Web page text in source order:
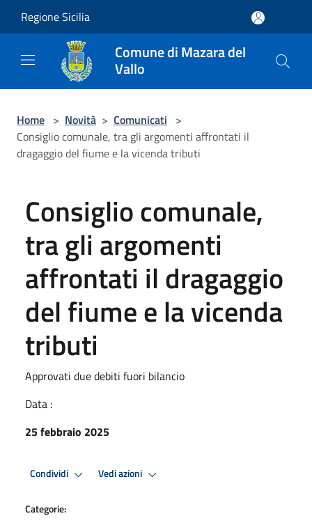
Regione Sicilia
Comune di Mazara del
Vallo
Home > Novità > Comunicati >
Consiglio comunale, tra gli argomenti affrontati il
dragaggio del fiume e la vicenda tributi
Consiglio comunale,
tra gli argomenti
affrontati il dragaggio
del fiume e la vicenda
tributi
Approvati due debiti fuori bilancio
Data :
25 febbraio 2025
Condividi Vedi azioni
Categorie: